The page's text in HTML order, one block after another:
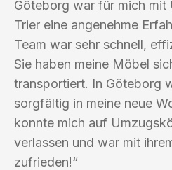
Göteborg war für mich
Trier eine angenehme
Team war sehr schnell,
Sie haben meine Möbel
transportiert. In Göteborg
sorgfältig in meine neue
konnte mich auf
verlassen und war mit
zufrieden!“